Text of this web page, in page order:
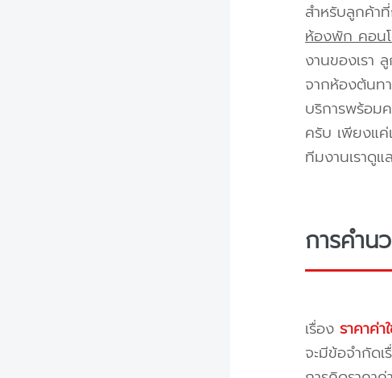
สำหรับลูกค้า
ห้องพัก คอน
งานของเรา
จากห้องต้นท
บริการพร้อม
ครับ เพียงแค่
ทีมงานเราดู
การคำน
เรื่อง ราคาค่า
จะมีข้อจำกัดเ